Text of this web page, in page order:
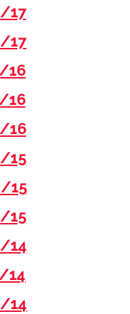
17
17
16
16
16
15
15
15
14
14
14